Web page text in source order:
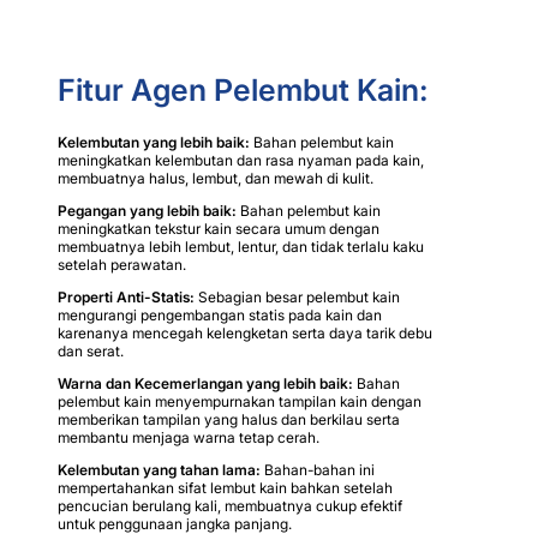
Fitur Agen Pelembut Kain:
Kelembutan yang lebih baik: Bahan pelembut kain
meningkatkan kelembutan dan rasa nyaman pada kain,
membuatnya halus, lembut, dan mewah di kulit.
Pegangan yang lebih baik: Bahan pelembut kain
meningkatkan tekstur kain secara umum dengan
membuatnya lebih lembut, lentur, dan tidak terlalu kaku
setelah perawatan.
Properti Anti-Statis: Sebagian besar pelembut kain
mengurangi pengembangan statis pada kain dan
karenanya mencegah kelengketan serta daya tarik debu
dan serat.
Warna dan Kecemerlangan yang lebih baik: Bahan
pelembut kain menyempurnakan tampilan kain dengan
memberikan tampilan yang halus dan berkilau serta
membantu menjaga warna tetap cerah.
Kelembutan yang tahan lama: Bahan-bahan ini
mempertahankan sifat lembut kain bahkan setelah
pencucian berulang kali, membuatnya cukup efektif
untuk penggunaan jangka panjang.